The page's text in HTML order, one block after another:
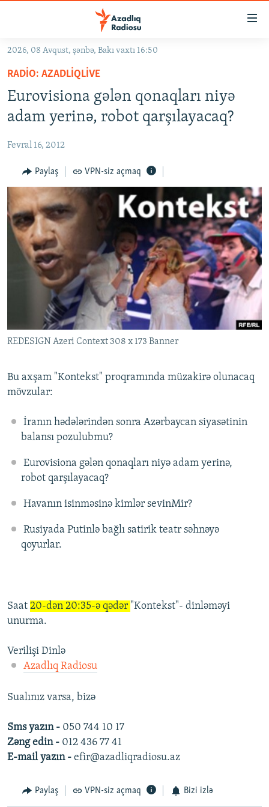
Əsas
qayıt
Əsas
naviqasiyaya
qayıt
Axtarışa
GÜNDƏM
KORRUPSIOMETR
#ƏSLINDƏ
FƏRQƏ BAX
QANUNI DOĞRU
ARAŞDIRMA
MULTIMEDIA
VIDEO
FOTOQALEREYA
İNFOQRAFIKA
KARIKATURA
RADIO ARXIV
OXU ZALI
AZƏRBAYCAN ƏDƏBIYYATI KITABXANASI
İSLAM VƏ DEMOKRATIYA
İZ - MƏDƏNIYYƏT PROQRAMI
HAQQIMIZDA
MISSIYAMIZ
PEŞƏ ETIKASI VƏ JURNALISTIKA STANDARTLARIMIZ
MATERIALLARIMIZDAN ISTIFADƏ
AZADLIQRADIOSU MOBIL TELEFONUNUZDA
XƏBƏR BÜLLETENLƏRIMIZ
RFE/RL-in bütün saytları
2026, 08 Avqust, şənbə, Bakı vaxtı 16:50
RADIO: AZADLIQLIVE
Eurovisiona gələn qonaqları niyə
adam yerinə, robot qarşılayacaq?
Fevral 16, 2012
Paylaş VPN-siz açmaq
REDESIGN Azeri Context 308 x 173 Banner
Bu axşam "Kontekst" proqramında müzakirə olunacaq
mövzular:
İranın hədələrindən sonra Azərbaycan siyasətinin
balansı pozulubmu?
Eurovisiona gələn qonaqları niyə adam yerinə,
robot qarşılayacaq?
Havanın isinməsinə kimlər sevinMir?
Rusiyada Putinlə bağlı satirik teatr səhnəyə
qoyurlar.
Saat 20-dən 20:35-ə qədər "Kontekst"- dinləməyi
unurma.
Verilişi Dinlə
Azadlıq Radiosu
Sualınız varsa, bizə
Sms yazın - 050 744 10 17
Zəng edin - 012 436 77 41
E-mail yazın - efir@azadliqradiosu.az
Paylaş VPN-siz açmaq Bizi izlə